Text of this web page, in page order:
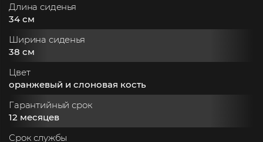
Длина сиденья
34 см
Ширина сиденья
38 см
Цвет
оранжевый и слоновая кость
Гарантийный срок
12 месяцев
Срок службы